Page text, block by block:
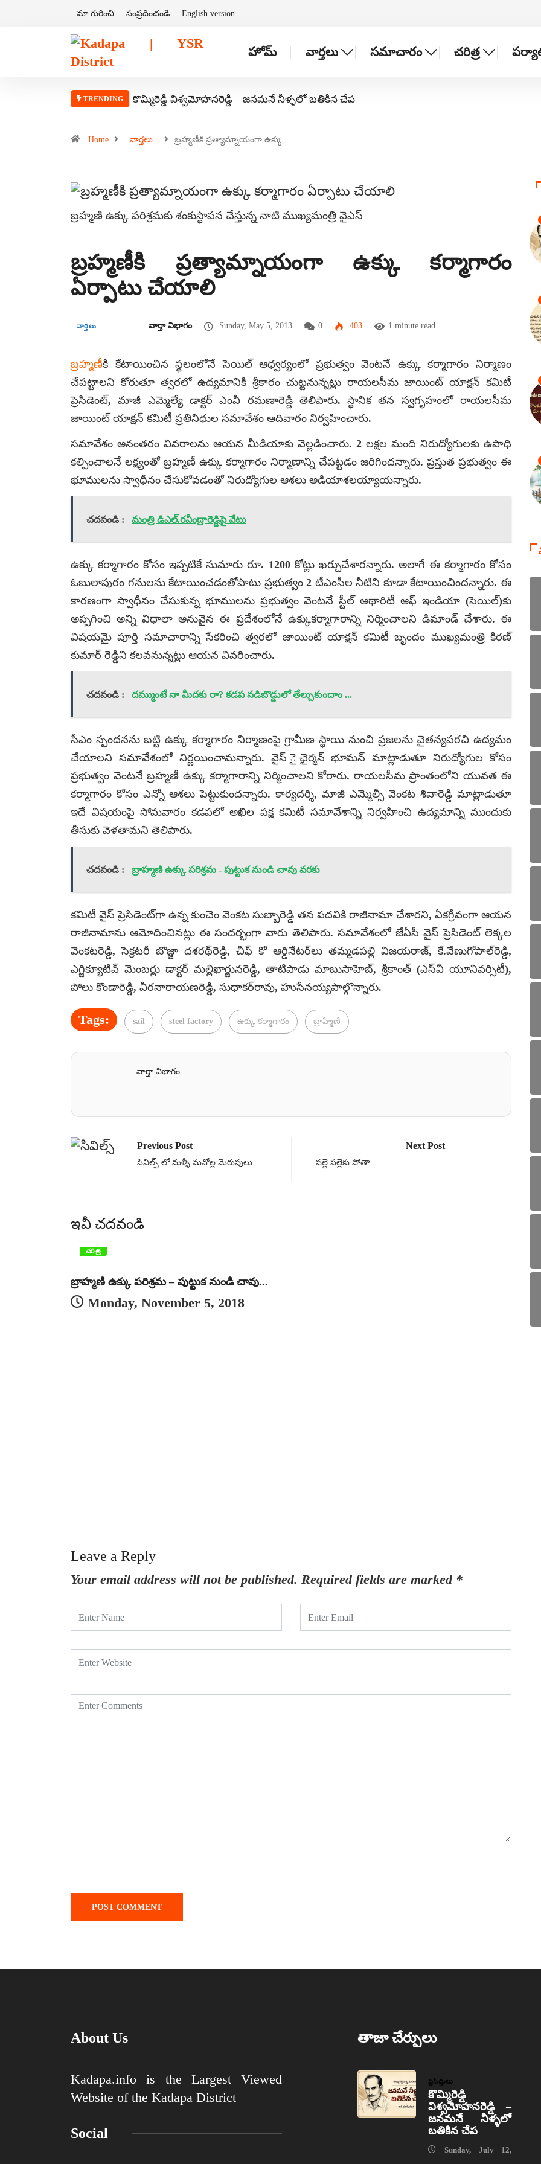
మా గురించి సంప్రదించండి English version
హోమ్ వార్తలు సమాచారం చరిత్ర
TRENDING కొమ్మిరెడ్డి విశ్వమోహనరెడ్డి – జనమనే నీళ్ళలో బతికిన చేప
Home వార్తలు బ్రహ్మణీకి ప్రత్యామ్నాయంగా ఉక్కు…
బ్రహ్మణి ఉక్కు పరిశ్రమకు శంకుస్థాపన చేస్తున్న నాటి ముఖ్యమంత్రి వైఎస్
బ్రహ్మణీకి ప్రత్యామ్నాయంగా ఉక్కు కర్మాగారం
ఏర్పాటు చేయాలి
వార్తలు వార్తా విభాగం Sunday, May 5, 2013 0 403 1 minute read
బ్రహ్మణీకి కేటాయించిన స్థలంలోనే సెయిల్ ఆధ్వర్యంలో ప్రభుత్వం వెంటనే ఉక్కు కర్మాగారం నిర్మాణం
చేపట్టాలని కోరుతూ త్వరలో ఉద్యమానికి శ్రీకారం చుట్టనున్నట్లు రాయలసీమ జాయింట్ యాక్షన్ కమిటీ
ప్రెసిడెంట్, మాజీ ఎమ్మెల్యే డాక్టర్ ఎంవీ రమణారెడ్డి తెలిపారు. స్థానిక తన స్వగృహంలో రాయలసీమ
జాయింట్ యాక్షన్ కమిటీ ప్రతినిధుల సమావేశం ఆదివారం నిర్వహించారు.
సమావేశం అనంతరం వివరాలను ఆయన మీడియాకు వెల్లడించారు. 2 లక్షల మంది నిరుద్యోగులకు ఉపాధి
కల్పించాలనే లక్ష్యంతో బ్రహ్మణీ ఉక్కు కర్మాగారం నిర్మాణాన్ని చేపట్టడం జరిగిందన్నారు. ప్రస్తుత ప్రభుత్వం ఈ
భూములను స్వాధీనం చేసుకోవడంతో నిరుద్యోగుల ఆశలు అడియాశలయ్యాయన్నారు.
చదవండి : మంత్రి డిఎల్‌.రవీంద్రారెడ్డిపై వేటు
ఉక్కు కర్మాగారం కోసం ఇప్పటికే సుమారు రూ. 1200 కోట్లు ఖర్చుచేశారన్నారు. అలాగే ఈ కర్మాగారం కోసం
ఓబులాపురం గనులను కేటాయించడంతోపాటు ప్రభుత్వం 2 టీఎంసీల నీటిని కూడా కేటాయించిందన్నారు. ఈ
కారణంగా స్వాధీనం చేసుకున్న భూములను ప్రభుత్వం వెంటనే స్టీల్ అథారిటీ ఆఫ్ ఇండియా (సెయిల్)కు
అప్పగించి అన్ని విధాలా అనువైన ఈ ప్రదేశంలోనే ఉక్కుకర్మాగారాన్ని నిర్మించాలని డిమాండ్ చేశారు. ఈ
విషయమై పూర్తి సమాచారాన్ని సేకరించి త్వరలో జాయింట్ యాక్షన్ కమిటీ బృందం ముఖ్యమంత్రి కిరణ్
కుమార్ రెడ్డిని కలవనున్నట్లు ఆయన వివరించారు.
చదవండి : దమ్ముంటే నా మీదకు రా? కడప నడిబొడ్డులో తేల్చుకుందాం ...
సీఎం స్పందనను బట్టి ఉక్కు కర్మాగారం నిర్మాణంపై గ్రామీణ స్థాయి నుంచి ప్రజలను చైతన్యపరచి ఉద్యమం
చేయాలని సమావేశంలో నిర్ణయించామన్నారు. వైస్ ైఛైర్మన్ భూమన్ మాట్లాడుతూ నిరుద్యోగుల కోసం
ప్రభుత్వం వెంటనే బ్రహ్మణీ ఉక్కు కర్మాగారాన్ని నిర్మించాలని కోరారు. రాయలసీమ ప్రాంతంలోని యువత ఈ
కర్మాగారం కోసం ఎన్నో ఆశలు పెట్టుకుందన్నారు. కార్యదర్శి, మాజీ ఎమ్మెల్సీ వెంకట శివారెడ్డి మాట్లాడుతూ
ఇదే విషయంపై సోమవారం కడపలో అఖిల పక్ష కమిటీ సమావేశాన్ని నిర్వహించి ఉద్యమాన్ని ముందుకు
తీసుకు వెళతామని తెలిపారు.
చదవండి : బ్రాహ్మణి ఉక్కు పరిశ్రమ - పుట్టుక నుండి చావు వరకు
కమిటీ వైస్ ప్రెసిడెంట్‌గా ఉన్న కుంచెం వెంకట సుబ్బారెడ్డి తన పదవికి రాజీనామా చేశారని, ఏకగ్రీవంగా ఆయన
రాజీనామాను ఆమోదించినట్లు ఈ సందర్భంగా వారు తెలిపారు. సమావేశంలో జేఏసీ వైస్ ప్రెసిడెంట్ లెక్కల
వెంకటరెడ్డి, సెక్రటరీ బొజ్జా దశరథ్‌రెడ్డి, చీఫ్ కో ఆర్డినేటర్‌లు తమ్మడపల్లి విజయరాజ్, కే.వేణుగోపాల్‌రెడ్డి,
ఎగ్జిక్యూటివ్ మెంబర్లు డాక్టర్ మల్లిఖార్జునరెడ్డి, తాటిపాడు మాబుసాహెబ్, శ్రీకాంత్ (ఎస్‌వీ యూనివర్సిటీ),
పోలు కొండారెడ్డి, వీరనారాయణరెడ్డి, సుధాకర్‌రావు, హుసేనయ్యపాల్గొన్నారు.
Tags: sail steel factory ఉక్కు కర్మాగారం బ్రాహ్మిణి
వార్తా విభాగం
Previous Post
సివిల్స్ లో మళ్ళీ మనోల్ల మెరుపులు
Next Post
పల్లె పల్లెకు పోతా…
ఇవీ చదవండి
చరిత్ర
బ్రాహ్మణి ఉక్కు పరిశ్రమ – పుట్టుక నుండి చావు...
Monday, November 5, 2018
Leave a Reply
Your email address will not be published. Required fields are marked *
About Us
Kadapa.info is the Largest Viewed
Website of the Kadapa District
Social
తాజా చేర్పులు
ప్రసిద్ధులు
కొమ్మిరెడ్డి
విశ్వమోహనరెడ్డి –
జనమనే నీళ్ళలో
బతికిన చేప
Sunday, July 12,